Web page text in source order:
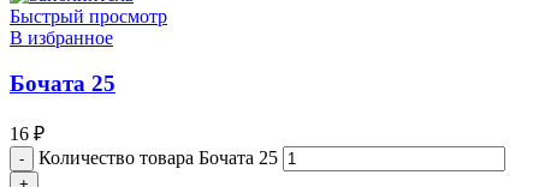
Быстрый просмотр
В избранное
Бочата 25
16 ₽
Количество товара Бочата 25